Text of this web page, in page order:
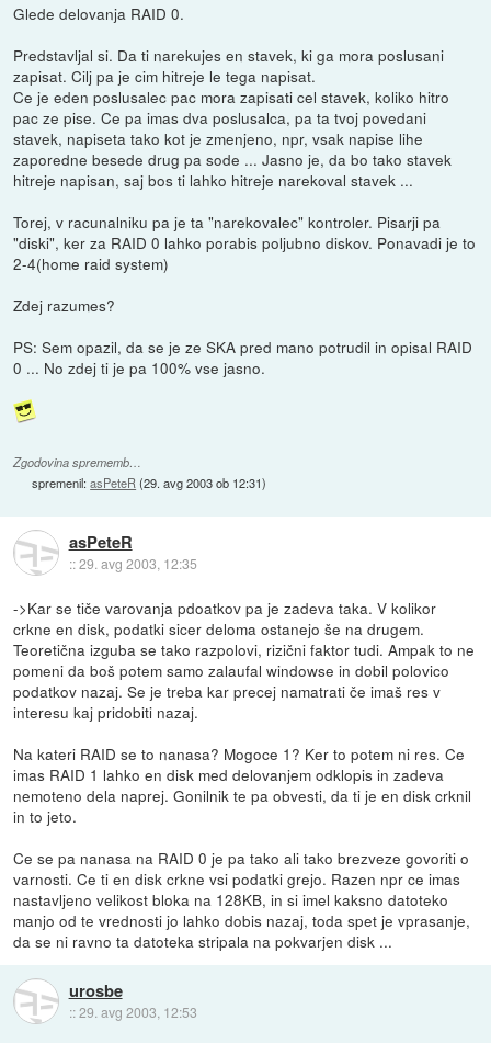
Glede delovanja RAID 0.
Predstavljal si. Da ti narekujes en stavek, ki ga mora poslusani
zapisat. Cilj pa je cim hitreje le tega napisat.
Ce je eden poslusalec pac mora zapisati cel stavek, koliko hitro
pac ze pise. Ce pa imas dva poslusalca, pa ta tvoj povedani
stavek, napiseta tako kot je zmenjeno, npr, vsak napise lihe
zaporedne besede drug pa sode ... Jasno je, da bo tako stavek
hitreje napisan, saj bos ti lahko hitreje narekoval stavek ...
Torej, v racunalniku pa je ta "narekovalec" kontroler. Pisarji pa
"diski", ker za RAID 0 lahko porabis poljubno diskov. Ponavadi je to
2-4(home raid system)
Zdej razumes?
PS: Sem opazil, da se je ze SKA pred mano potrudil in opisal RAID
0 ... No zdej ti je pa 100% vse jasno.
Zgodovina sprememb…
spremenil:asPeteR (29. avg 2003 ob 12:31)
asPeteR
::29. avg 2003, 12:35
->Kar se tiče varovanja pdoatkov pa je zadeva taka. V kolikor
crkne en disk, podatki sicer deloma ostanejo še na drugem.
Teoretična izguba se tako razpolovi, rizični faktor tudi. Ampak to ne
pomeni da boš potem samo zalaufal windowse in dobil polovico
podatkov nazaj. Se je treba kar precej namatrati če imaš res v
interesu kaj pridobiti nazaj.
Na kateri RAID se to nanasa? Mogoce 1? Ker to potem ni res. Ce
imas RAID 1 lahko en disk med delovanjem odklopis in zadeva
nemoteno dela naprej. Gonilnik te pa obvesti, da ti je en disk crknil
in to jeto.
Ce se pa nanasa na RAID 0 je pa tako ali tako brezveze govoriti o
varnosti. Ce ti en disk crkne vsi podatki grejo. Razen npr ce imas
nastavljeno velikost bloka na 128KB, in si imel kaksno datoteko
manjo od te vrednosti jo lahko dobis nazaj, toda spet je vprasanje,
da se ni ravno ta datoteka stripala na pokvarjen disk ...
urosbe
::29. avg 2003, 12:53